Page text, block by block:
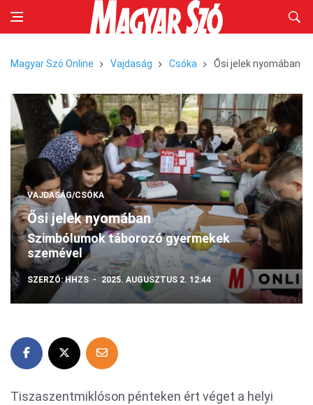
Magyar Szó Online Vajdaság Csóka Ősi jelek nyomában
VAJDASÁG/CSÓKA
Ősi jelek nyomában
Szimbólumok táborozó gyermekek
szemével
SZERZŐ:HHZS 2025. AUGUSZTUS 2. 12:44
Tiszaszentmiklóson pénteken ért véget a helyi